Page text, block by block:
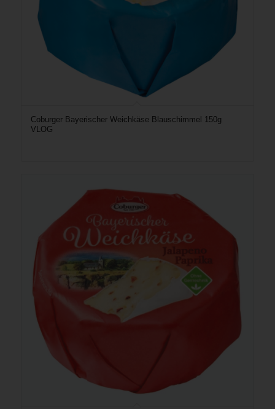
Coburger Bayerischer Weichkäse Blauschimmel 150g
VLOG